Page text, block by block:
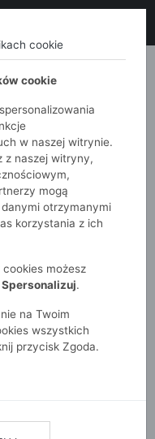
damska Nobo
cookie
cookie
w naszej witrynie.
z naszej witryny,
mogą
otrzymanymi
korzystania z ich
możesz
Spersonalizuj.
na Twoim
wszystkich
przycisk Zgoda.